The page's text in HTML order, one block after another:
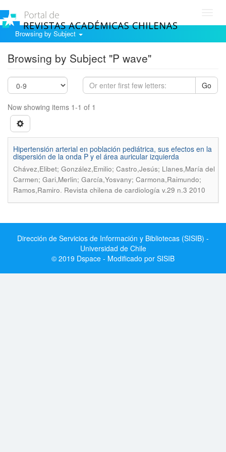
Browsing by Subject
Browsing by Subject "P wave"
Go
Now showing items 1-1 of 1
Hipertensión arterial en población pediátrica, sus efectos en la
dispersión de la onda P y el área auricular izquierda
Chávez,Elibet; González,Emilio; Castro,Jesús; Llanes,María del
Carmen; Gari,Merlin; García,Yosvany; Carmona,Raimundo;
Ramos,Ramiro. Revista chilena de cardiología v.29 n.3 2010
Dirección de Servicios de Información y Bibliotecas (SISIB) -
Universidad de Chile
© 2019 Dspace - Modificado por SISIB